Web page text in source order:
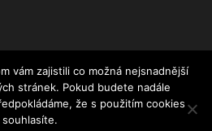
vám zajistili co možná nejsnadnější
stránek. Pokud budete nadále
že s použitím cookies
souhlasíte.